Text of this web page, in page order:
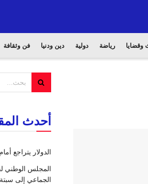
وقضايا رياضة دولية دين ودنيا فن وثقافة
أحدث
الدولار يتراجع أمام الدرهم
المجلس الوطني
الجماعي إلى سبتة